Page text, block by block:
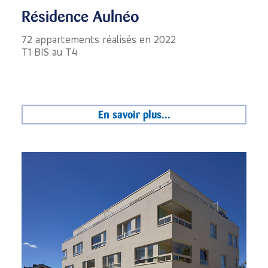
Résidence Aulnéo
72 appartements réalisés en 2022
T1 BIS au T4
En savoir plus...